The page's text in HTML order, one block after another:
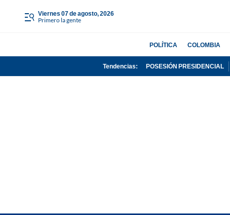
viernes 07 de agosto, 2026
Primero la gente
POLÍTICA COLOMBIA
Tendencias: POSESIÓN PRESIDENCIAL